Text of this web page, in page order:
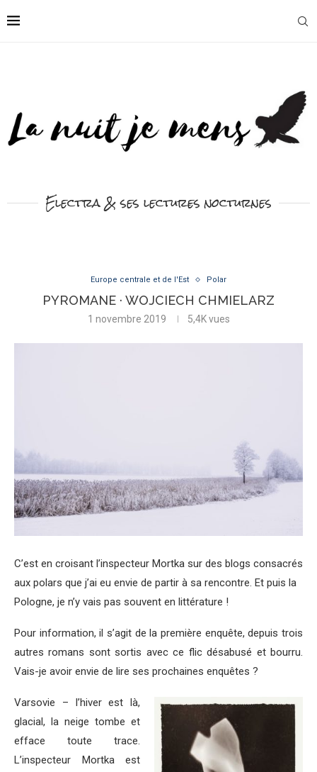
Electra & ses lectures nocturnes
Europe centrale et de l'Est Polar
PYROMANE · WOJCIECH CHMIELARZ
1 novembre 2019 5,4Kvues
C’est en croisant l’inspecteur Mortka sur des blogs consacrés
aux polars que j’ai eu envie de partir à sa rencontre. Et puis la
Pologne, je n’y vais pas souvent en littérature !
Pour information, il s’agit de la première enquête, depuis trois
autres romans sont sortis avec ce flic désabusé et bourru.
Vais-je avoir envie de lire ses prochaines enquêtes ?
Varsovie – l’hiver est là,
glacial, la neige tombe et
efface toute trace.
L’inspecteur Mortka est